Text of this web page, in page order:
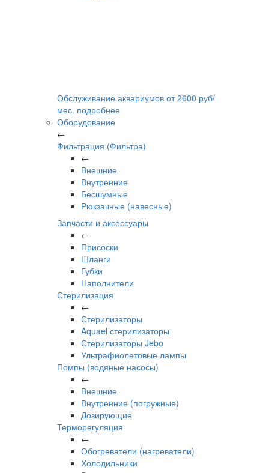
Обслуживание аквариумов от2600 руб/
мес. подробнее
Оборудование
←
Фильтрация (Фильтра)
←
Внешние
Внутренние
Бесшумные
Рюкзачные (навесные)
Запчасти и аксессуары
←
Присоски
Шланги
Губки
Наполнители
Стерилизация
←
Стерилизаторы
Aquael стерилизаторы
Стерилизаторы Jebo
Ультрафиолетовые лампы
Помпы (водяные насосы)
←
Внешние
Внутренние (погружные)
Дозирующие
Терморегуляция
←
Обогреватели (нагреватели)
Холодильники